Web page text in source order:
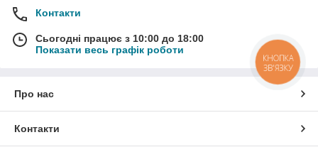
Контакти
Сьогодні працює з 10:00 до 18:00
Показати весь графік роботи
Про нас
Контакти
КНОПКА
ЗВ'ЯЗКУ